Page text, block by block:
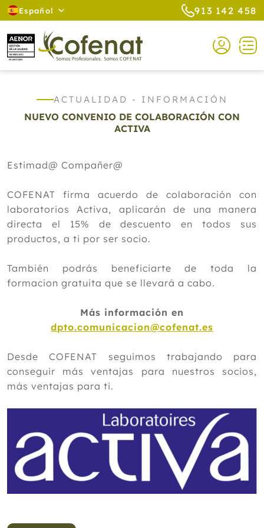
Español 913 142 458
ACTUALIDAD - INFORMACIÓN
NUEVO CONVENIO DE COLABORACIÓN CON
ACTIVA
Estimad@ Compañer@
COFENAT firma acuerdo de colaboración con
laboratorios Activa, aplicarán de una manera
directa el 15% de descuento en todos sus
productos, a ti por ser socio.
También podrás beneficiarte de toda la
formacion gratuita que se llevará a cabo.
Más información en
dpto.comunicacion@cofenat.es
Desde COFENAT seguimos trabajando para
conseguir más ventajas para nuestros socios,
más ventajas para ti.